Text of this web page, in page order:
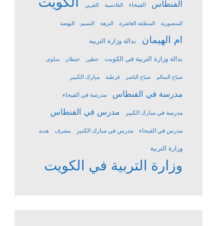
الفنطاس الفيحاء القادسية القرين
المنصورية المنطقة العاشرة النزهة النسيم النهضة
ام الهيمان بدالة وزارة التربية
بدالة وزارة التربية في الكويت حطين خيطان سلوى
صباح السالم صباح الناصر قرطبة مبارك الكبير
مدرسة في الفنطاس مدرسة في الفيحاء
مدرسة في مبارك الكبير مدرس في الفنطاس
مدرس في الفيحاء مدرس في مبارك الكبير مشرف هدية
وزارة التربية
وزارة التربية في الكويت